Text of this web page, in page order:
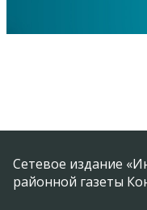
Сетевое издание
районной газеты